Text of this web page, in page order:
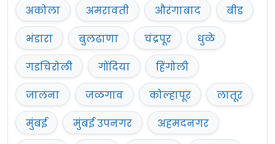
अकोला अमरावती औरंगाबाद
बीड
भंडारा
बुलढाणा चंद्रपूर
धुळे
गडचिरोली
गोंदिया
हिंगोली
जालना
जळगाव कोल्हापूर
लातूर
मुंबई
मुंबई उपनगर
अहमदनगर